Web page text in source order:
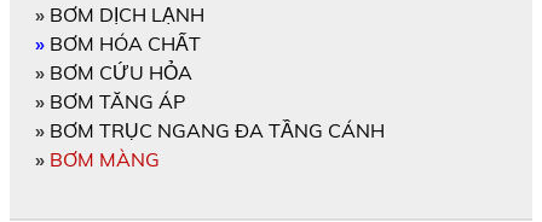
» BƠM DỊCH LẠNH
» BƠM HÓA CHẤT
» BƠM CỨU HỎA
» BƠM TĂNG ÁP
» BƠM TRỤC NGANG ĐA TẦNG CÁNH
» BƠM MÀNG